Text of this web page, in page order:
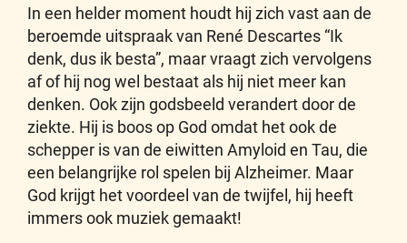
In een helder moment houdt hij zich vast aan de
beroemde uitspraak van René Descartes “Ik
denk, dus ik besta”, maar vraagt zich vervolgens
af of hij nog wel bestaat als hij niet meer kan
denken. Ook zijn godsbeeld verandert door de
ziekte. Hij is boos op God omdat het ook de
schepper is van de eiwitten Amyloid en Tau, die
een belangrijke rol spelen bij Alzheimer. Maar
God krijgt het voordeel van de twijfel, hij heeft
immers ook muziek gemaakt!